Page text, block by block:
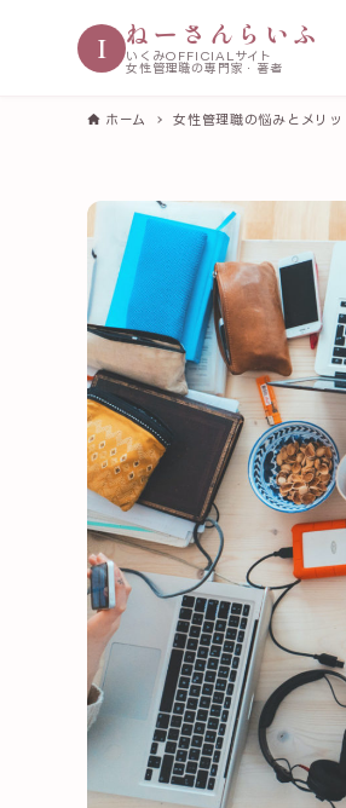
I ねーさんらいふ
いくみOFFICIALサイト
女性管理職の専門家・著者
ホーム 女性管理職の悩みとメリッ